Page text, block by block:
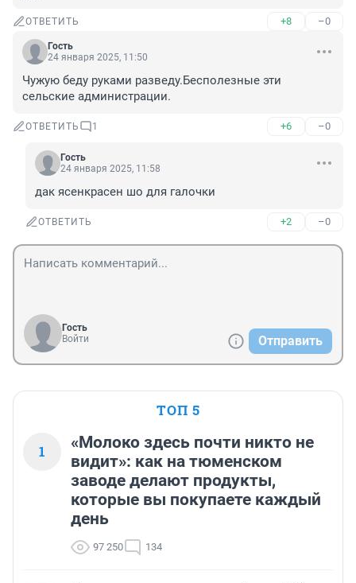
ОТВЕТИТЬ +8 –0
Гость
24 января 2025, 11:50
Чужую беду руками разведу.Бесполезные эти
сельские администрации.
ОТВЕТИТЬ 1 +6 –0
Гость
24 января 2025, 11:58
дак ясенкрасен шо для галочки
ОТВЕТИТЬ +2 –0
Гость
Войти
Отправить
ТОП 5
1
«Молоко здесь почти никто не
видит»: как на тюменском
заводе делают продукты,
которые вы покупаете каждый
день
97 250 134